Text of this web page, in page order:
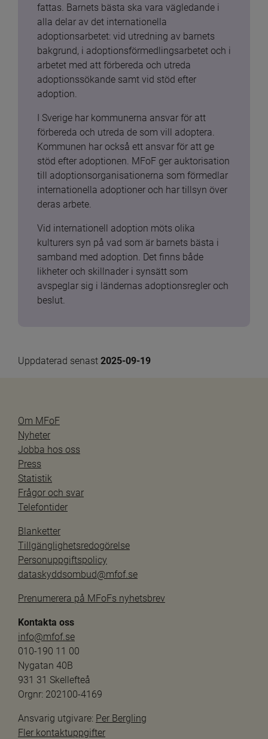
fattas. Barnets bästa ska vara vägledande i
alla delar av det internationella
adoptionsarbetet: vid utredning av barnets
bakgrund, i adoptionsförmedlingsarbetet och i
arbetet med att förbereda och utreda
adoptionssökande samt vid stöd efter
adoption.
I Sverige har kommunerna ansvar för att
förbereda och utreda de som vill adoptera.
Kommunen har också ett ansvar för att ge
stöd efter adoptionen. MFoF ger auktorisation
till adoptionsorganisationerna som förmedlar
internationella adoptioner och har tillsyn över
deras arbete.
Vid internationell adoption möts olika
kulturers syn på vad som är barnets bästa i
samband med adoption. Det finns både
likheter och skillnader i synsätt som
avspeglar sig i ländernas adoptionsregler och
beslut.
Uppdaterad senast 2025-09-19
Om MFoF
Nyheter
Jobba hos oss
Press
Statistik
Frågor och svar
Telefontider
Blanketter
Tillgänglighetsredogörelse
Personuppgiftspolicy
dataskyddsombud@mfof.se
Prenumerera på MFoFs nyhetsbrev
Kontakta oss
info@mfof.se
010-190 11 00
Nygatan 40B
931 31 Skellefteå
Orgnr: 202100-4169
Ansvarig utgivare: Per Bergling
Fler kontaktuppgifter